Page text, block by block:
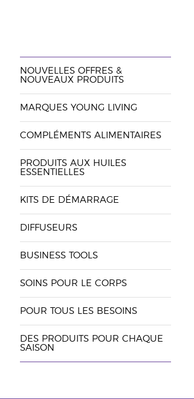
NOUVELLES OFFRES &
NOUVEAUX PRODUITS
MARQUES YOUNG LIVING
COMPLÉMENTS ALIMENTAIRES
PRODUITS AUX HUILES
ESSENTIELLES
KITS DE DÉMARRAGE
DIFFUSEURS
BUSINESS TOOLS
SOINS POUR LE CORPS
POUR TOUS LES BESOINS
DES PRODUITS POUR CHAQUE
SAISON